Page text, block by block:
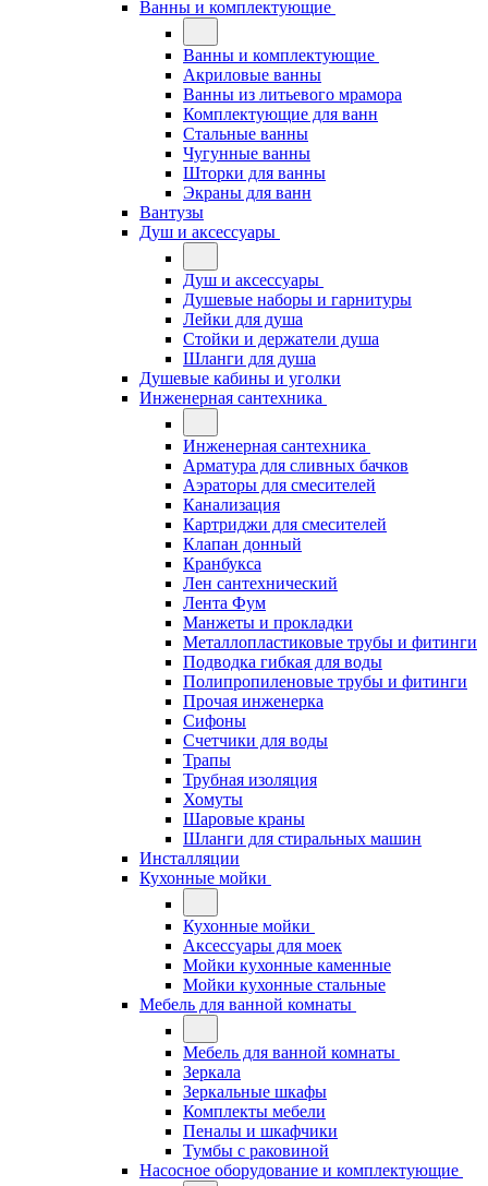
Ванны и комплектующие
Ванны и комплектующие
Акриловые ванны
Ванны из литьевого мрамора
Комплектующие для ванн
Стальные ванны
Чугунные ванны
Шторки для ванны
Экраны для ванн
Вантузы
Душ и аксессуары
Душ и аксессуары
Душевые наборы и гарнитуры
Лейки для душа
Стойки и держатели душа
Шланги для душа
Душевые кабины и уголки
Инженерная сантехника
Инженерная сантехника
Арматура для сливных бачков
Аэраторы для смесителей
Канализация
Картриджи для смесителей
Клапан донный
Кранбукса
Лен сантехнический
Лента Фум
Манжеты и прокладки
Металлопластиковые трубы и фитинги
Подводка гибкая для воды
Полипропиленовые трубы и фитинги
Прочая инженерка
Сифоны
Счетчики для воды
Трапы
Трубная изоляция
Хомуты
Шаровые краны
Шланги для стиральных машин
Инсталляции
Кухонные мойки
Кухонные мойки
Аксессуары для моек
Мойки кухонные каменные
Мойки кухонные стальные
Мебель для ванной комнаты
Мебель для ванной комнаты
Зеркала
Зеркальные шкафы
Комплекты мебели
Пеналы и шкафчики
Тумбы с раковиной
Насосное оборудование и комплектующие